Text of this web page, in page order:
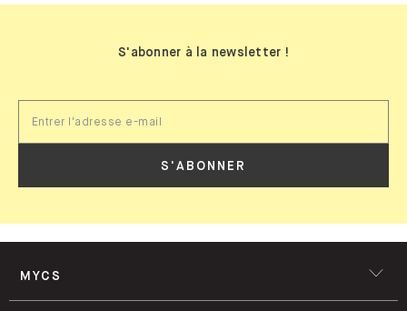
S'abonner à la newsletter !
S'ABONNER
MYCS